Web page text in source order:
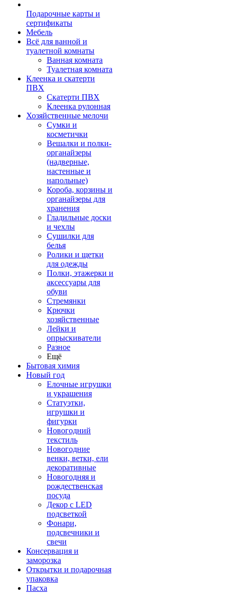
Подарочные карты и
сертификаты
Мебель
Всё для ванной и
туалетной комнаты
Ванная комната
Туалетная комната
Клеенка и скатерти
ПВХ
Скатерти ПВХ
Клеенка рулонная
Хозяйственные мелочи
Сумки и
косметички
Вешалки и полки-
органайзеры
(надверные,
настенные и
напольные)
Короба, корзины и
органайзеры для
хранения
Гладильные доски
и чехлы
Сушилки для
белья
Ролики и щетки
для одежды
Полки, этажерки и
аксессуары для
обуви
Стремянки
Крючки
хозяйственные
Лейки и
опрыскиватели
Разное
Ещё
Бытовая химия
Новый год
Елочные игрушки
и украшения
Статуэтки,
игрушки и
фигурки
Новогодний
текстиль
Новогодние
венки, ветки, ели
декоративные
Новогодняя и
рождественская
посуда
Декор с LED
подсветкой
Фонари,
подсвечники и
свечи
Консервация и
заморозка
Открытки и подарочная
упаковка
Пасха